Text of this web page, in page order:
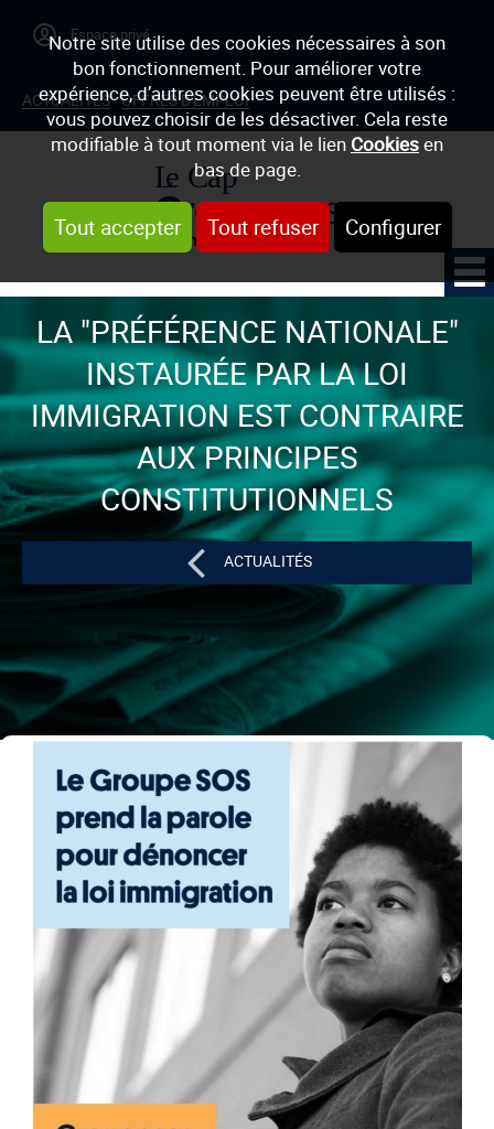
Notre site utilise des cookies nécessaires à son
bon fonctionnement. Pour améliorer votre
expérience, d’autres cookies peuvent être utilisés :
vous pouvez choisir de les désactiver. Cela reste
modifiable à tout moment via le lien Cookiesen
bas de page.
Tout accepter Tout refuser Configurer
ACTUALITÉS OFFRES D'EMPLOI
LA "PRÉFÉRENCE NATIONALE"
INSTAURÉE PAR LA LOI
IMMIGRATION EST CONTRAIRE
AUX PRINCIPES
CONSTITUTIONNELS
ACTUALITÉS